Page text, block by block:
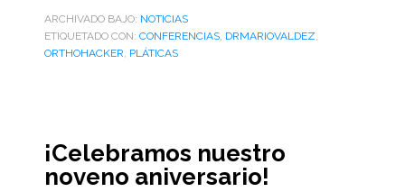
ARCHIVADO BAJO: NOTICIAS
ETIQUETADO CON: CONFERENCIAS, DRMARIOVALDEZ,
ORTHOHACKER, PLÁTICAS
¡Celebramos nuestro
noveno aniversario!